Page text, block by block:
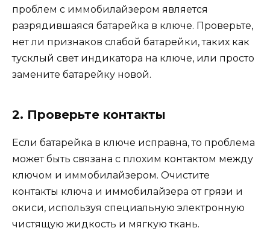
проблем с иммобилайзером является
разрядившаяся батарейка в ключе. Проверьте,
нет ли признаков слабой батарейки, таких как
тусклый свет индикатора на ключе, или просто
замените батарейку новой.
2. Проверьте контакты
Если батарейка в ключе исправна, то проблема
может быть связана с плохим контактом между
ключом и иммобилайзером. Очистите
контакты ключа и иммобилайзера от грязи и
окиси, используя специальную электронную
чистящую жидкость и мягкую ткань.